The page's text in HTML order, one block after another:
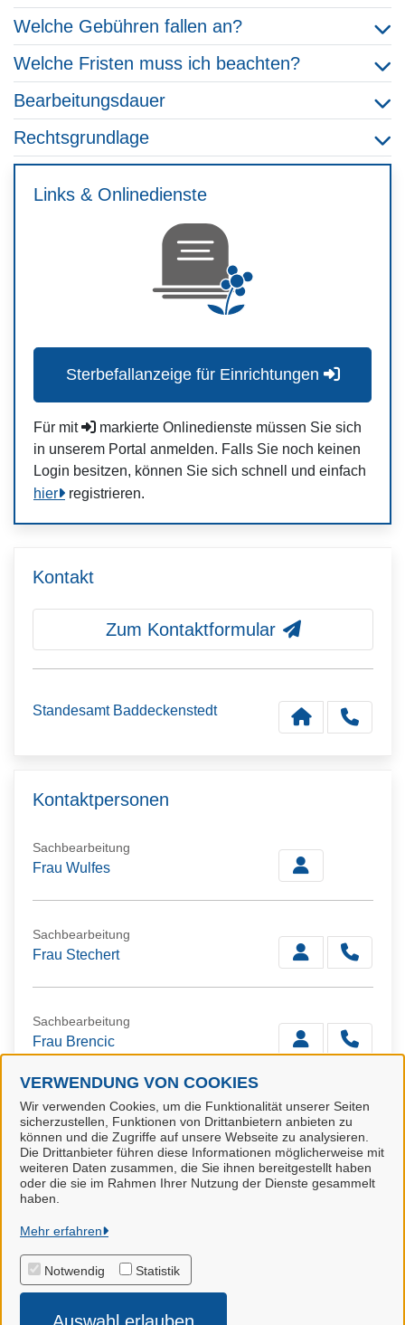
VERWENDUNG VON COOKIES
Wir verwenden Cookies, um die Funktionalität unserer Seiten
sicherzustellen, Funktionen von Drittanbietern anbieten zu
können und die Zugriffe auf unsere Webseite zu analysieren.
Die Drittanbieter führen diese Informationen möglicherweise mit
weiteren Daten zusammen, die Sie ihnen bereitgestellt haben
oder die sie im Rahmen Ihrer Nutzung der Dienste gesammelt
haben.
Mehr erfahren
Notwendig Statistik
Welche Gebühren fallen an?
Welche Fristen muss ich beachten?
Bearbeitungsdauer
Rechtsgrundlage
Links & Onlinedienste
Sterbefallanzeige für Einrichtungen
Für mit
markierte Onlinedienste müssen Sie sich
in unserem Portal anmelden. Falls Sie noch keinen
Login besitzen, können Sie sich schnell und einfach
hier
registrieren.
Kontakt
Zum Kontaktformular
Standesamt Baddeckenstedt
Kontaktpersonen
Sachbearbeitung
Frau Wulfes
Sachbearbeitung
Frau Stechert
Sachbearbeitung
Frau Brencic
Sachbearbeitung
Frau Bittner
ITEBO GmbH
Alle Rechte vorbehalten